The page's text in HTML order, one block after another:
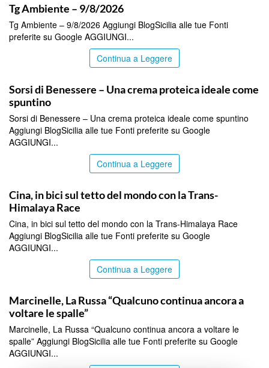
Tg Ambiente – 9/8/2026
Tg Ambiente – 9/8/2026 Aggiungi BlogSicilia alle tue Fonti
preferite su Google AGGIUNGI...
Continua a Leggere
Sorsi di Benessere – Una crema proteica ideale come
spuntino
Sorsi di Benessere – Una crema proteica ideale come spuntino
Aggiungi BlogSicilia alle tue Fonti preferite su Google
AGGIUNGI...
Continua a Leggere
Cina, in bici sul tetto del mondo con la Trans-
Himalaya Race
Cina, in bici sul tetto del mondo con la Trans-Himalaya Race
Aggiungi BlogSicilia alle tue Fonti preferite su Google
AGGIUNGI...
Continua a Leggere
Marcinelle, La Russa “Qualcuno continua ancora a
voltare le spalle”
Marcinelle, La Russa “Qualcuno continua ancora a voltare le
spalle” Aggiungi BlogSicilia alle tue Fonti preferite su Google
AGGIUNGI...